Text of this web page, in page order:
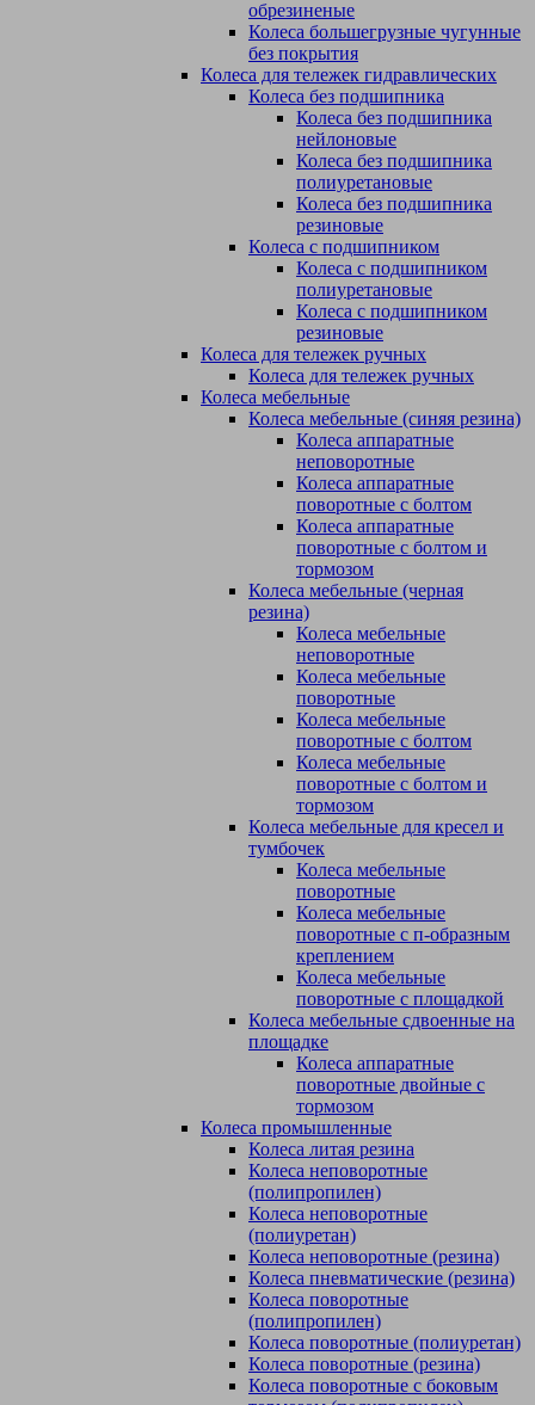
обрезиненые
Колеса большегрузные чугунные
без покрытия
Колеса для тележек гидравлических
Колеса без подшипника
Колеса без подшипника
нейлоновые
Колеса без подшипника
полиуретановые
Колеса без подшипника
резиновые
Колеса с подшипником
Колеса с подшипником
полиуретановые
Колеса с подшипником
резиновые
Колеса для тележек ручных
Колеса для тележек ручных
Колеса мебельные
Колеса мебельные (синяя резина)
Колеса аппаратные
неповоротные
Колеса аппаратные
поворотные с болтом
Колеса аппаратные
поворотные с болтом и
тормозом
Колеса мебельные (черная
резина)
Колеса мебельные
неповоротные
Колеса мебельные
поворотные
Колеса мебельные
поворотные с болтом
Колеса мебельные
поворотные с болтом и
тормозом
Колеса мебельные для кресел и
тумбочек
Колеса мебельные
поворотные
Колеса мебельные
поворотные с п-образным
креплением
Колеса мебельные
поворотные с площадкой
Колеса мебельные сдвоенные на
площадке
Колеса аппаратные
поворотные двойные с
тормозом
Колеса промышленные
Колеса литая резина
Колеса неповоротные
(полипропилен)
Колеса неповоротные
(полиуретан)
Колеса неповоротные (резина)
Колеса пневматические (резина)
Колеса поворотные
(полипропилен)
Колеса поворотные (полиуретан)
Колеса поворотные (резина)
Колеса поворотные c боковым